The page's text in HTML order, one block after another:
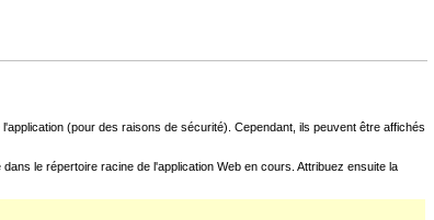
(pour des raisons de sécurité). Cependant, ils peuvent être affichés
le répertoire racine de l'application Web en cours. Attribuez ensuite la